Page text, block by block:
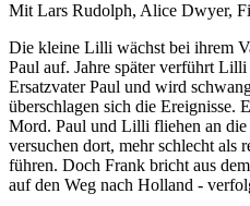
Mit Lars Rudolph, Alice Dwyer,
Die kleine Lilli wächst bei ihrem
Paul auf. Jahre später verführt
Ersatzvater Paul und wird
überschlagen sich die Ereignisse.
Mord. Paul und Lilli fliehen an
versuchen dort, mehr schlecht als
führen. Doch Frank bricht aus
auf den Weg nach Holland -